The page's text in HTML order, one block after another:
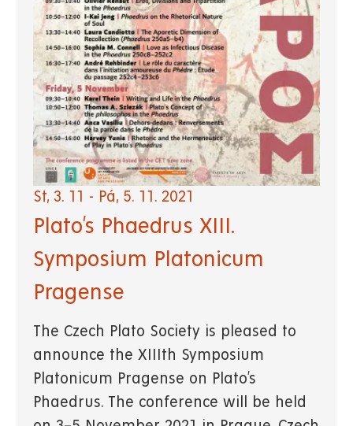
St, 3. 11 - Pá, 5. 11. 2021
Plato’s Phaedrus XIII.
Symposium Platonicum
Pragense
The Czech Plato Society is pleased to
announce the XIIIth Symposium
Platonicum Pragense on Plato’s
Phaedrus. The conference will be held